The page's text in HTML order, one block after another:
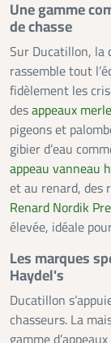
Une gamme
de chasse
Sur Ducatillon, la
rassemble tout
fidèlement les
desappeaux
pigeons et
gibier d’eau
appeau vanneau
et au renard, des
Renard Nordik
élevée, idéale
Les marques
Haydel's
Ducatillon
chasseurs. La